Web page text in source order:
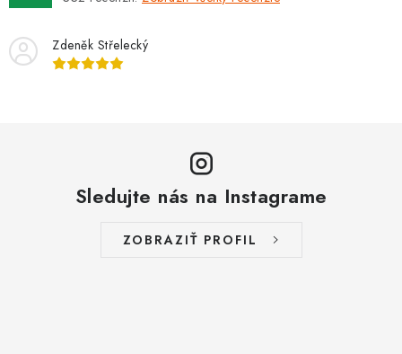
Zdeněk Střelecký
Sledujte nás na Instagrame
ZOBRAZIŤ PROFIL